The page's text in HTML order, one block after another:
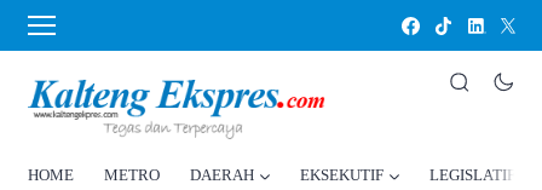
HOME METRO DAERAH EKSEKUTIF LEGISLATIF